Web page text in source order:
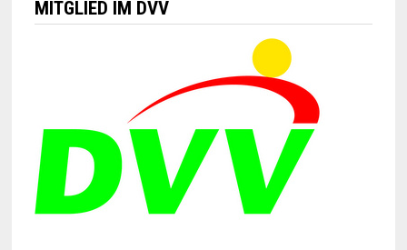
MITGLIED IM DVV